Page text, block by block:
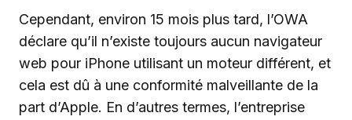
Cependant, environ 15 mois plus tard, l’OWA
déclare qu’il n’existe toujours aucun navigateur
web pour iPhone utilisant un moteur différent, et
cela est dû à une conformité malveillante de la
part d’Apple. En d’autres termes, l’entreprise